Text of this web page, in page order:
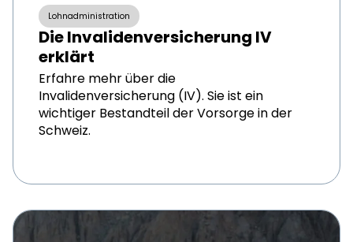
Lohnadministration
Die Invalidenversicherung IV
erklärt
Erfahre mehr über die
Invalidenversicherung (IV). Sie ist ein
wichtiger Bestandteil der Vorsorge in der
Schweiz.